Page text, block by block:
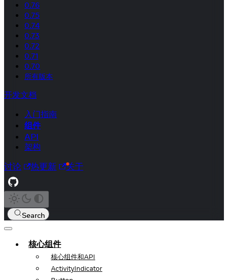
0.76
0.75
0.74
0.73
0.72
0.71
0.70
所有版本
开发文档
入门指南
组件
API
架构
讨论 热更新 关于
Search
核心组件
核心组件和API
ActivityIndicator